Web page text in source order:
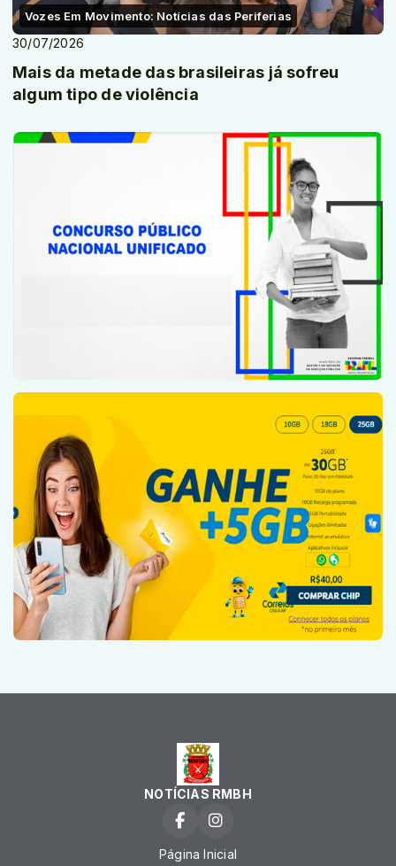
Vozes Em Movimento: Notícias das Periferias
30/07/2026
Mais da metade das brasileiras já sofreu
algum tipo de violência
NOTÍCIAS RMBH
Página Inicial